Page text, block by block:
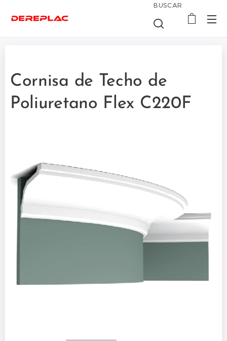
BUSCAR
Cornisa de Techo de
Poliuretano Flex C220F